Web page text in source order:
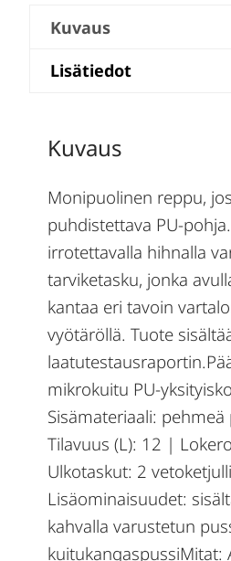
Kuvaus
Lisätiedot
Kuvaus
Monipuolinen reppu,
puhdistettava PU-
irrotettavalla hihnalla
tarviketasku, jonka
kantaa eri tavoin
vyötäröllä. Tuote
mikrokuitu PU-
Sisämateriaali:
Tilavuus (L): 12 |
Ulkotaskut: 2
Lisäominaisuudet:
kahvalla varustetun
kuitukangaspussiMitat: